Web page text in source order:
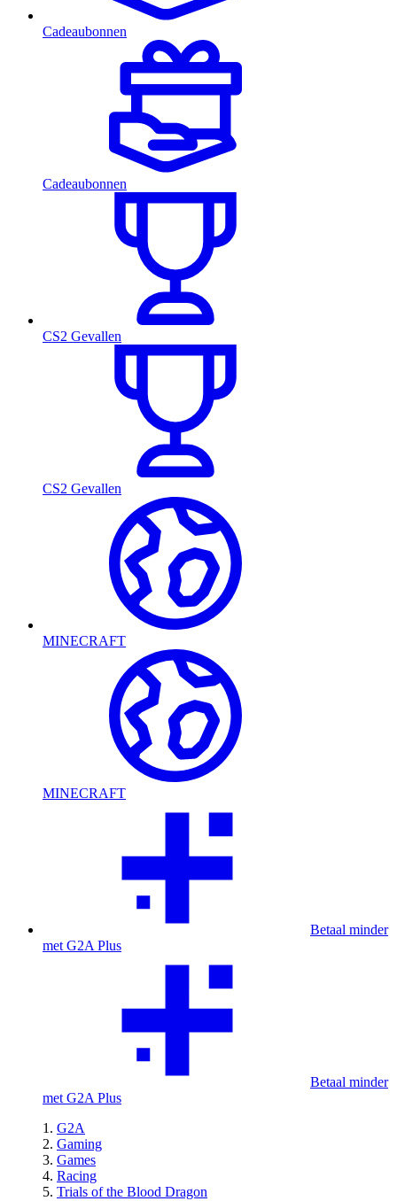
Cadeaubonnen
Cadeaubonnen
CS2 Gevallen
CS2 Gevallen
MINECRAFT
MINECRAFT
Betaal minder
met G2A Plus
Betaal minder
met G2A Plus
G2A
Gaming
Games
Racing
Trials of the Blood Dragon